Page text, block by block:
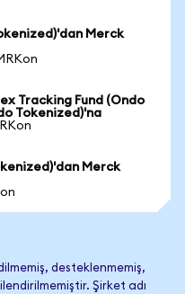
Merck
Tracking Fund (Ondo
Tokenized)'na
Merck
desteklenmemiş,
Şirket adı